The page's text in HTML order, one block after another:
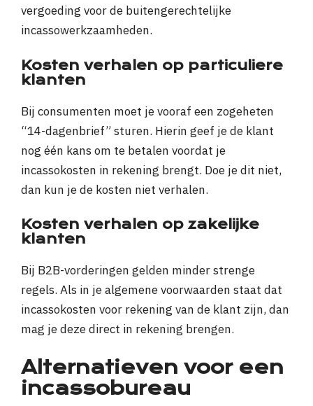
vergoeding voor de buitengerechtelijke
incassowerkzaamheden.
Kosten verhalen op particuliere
klanten
Bij consumenten moet je vooraf een zogeheten
“14-dagenbrief” sturen. Hierin geef je de klant
nog één kans om te betalen voordat je
incassokosten in rekening brengt. Doe je dit niet,
dan kun je de kosten niet verhalen.
Kosten verhalen op zakelijke
klanten
Bij B2B-vorderingen gelden minder strenge
regels. Als in je algemene voorwaarden staat dat
incassokosten voor rekening van de klant zijn, dan
mag je deze direct in rekening brengen.
Alternatieven voor een
incassobureau